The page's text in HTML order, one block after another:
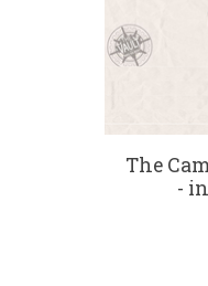
The
-